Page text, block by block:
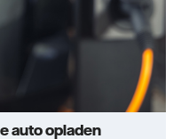
auto opladen